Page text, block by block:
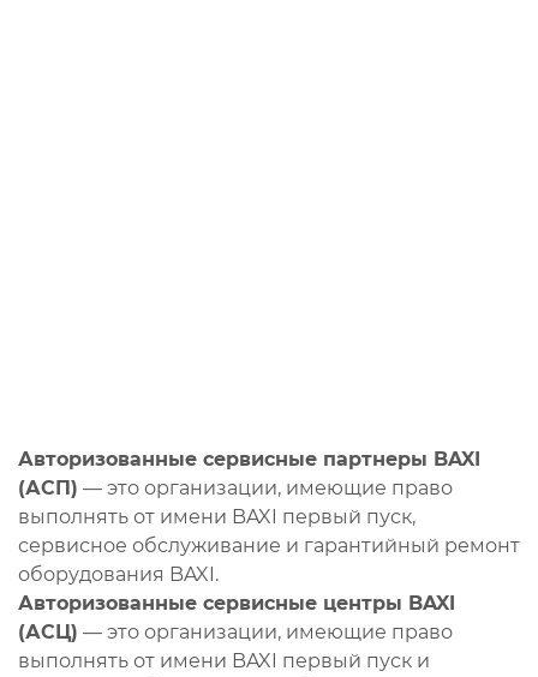
Авторизованные сервисные партнеры BAXI
(АСП) — это организации, имеющие право
выполнять от имени BAXI первый пуск,
сервисное обслуживание и гарантийный ремонт
оборудования BAXI.
Авторизованные сервисные центры BAXI
(АСЦ) — это организации, имеющие право
выполнять от имени BAXI первый пуск и